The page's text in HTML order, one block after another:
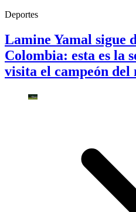
Deportes
Lamine Yamal sigue
Colombia: esta es la
visita el campeón del